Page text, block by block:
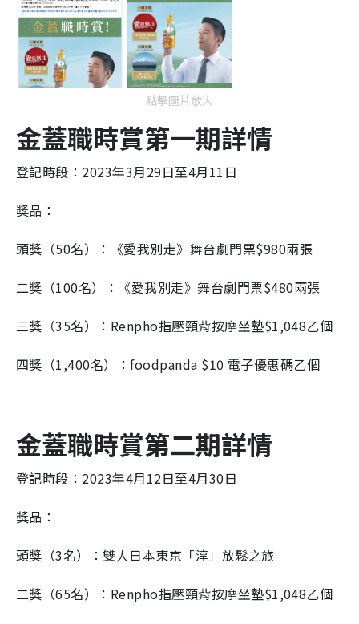
點擊圖片放大
金蓋職時賞第一期詳情
登記時段：2023年3月29日至4月11日
獎品：
頭獎（50名）：《愛我別走》舞台劇門票$980兩張
二獎（100名）：《愛我別走》舞台劇門票$480兩張
三獎（35名）：Renpho指壓頸背按摩坐墊$1,048乙個
四獎（1,400名）：foodpanda $10 電子優惠碼乙個
金蓋職時賞第二期詳情
登記時段：2023年4月12日至4月30日
獎品：
頭獎（3名）：雙人日本東京「淳」放鬆之旅
二獎（65名）：Renpho指壓頸背按摩坐墊$1,048乙個